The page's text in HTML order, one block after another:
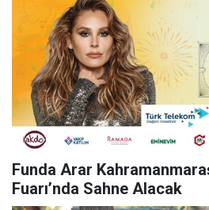
Funda Arar
Fuarı’nda Sahne Alacak